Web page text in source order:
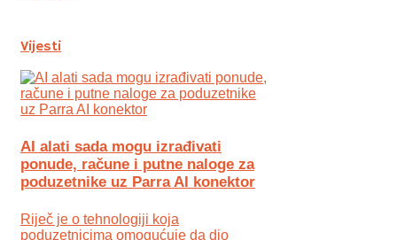
Vijesti
AI alati sada mogu izrađivati
ponude, račune i putne naloge za
poduzetnike uz Parra AI konektor
Riječ je o tehnologiji koja
poduzetnicima omogućuje da dio